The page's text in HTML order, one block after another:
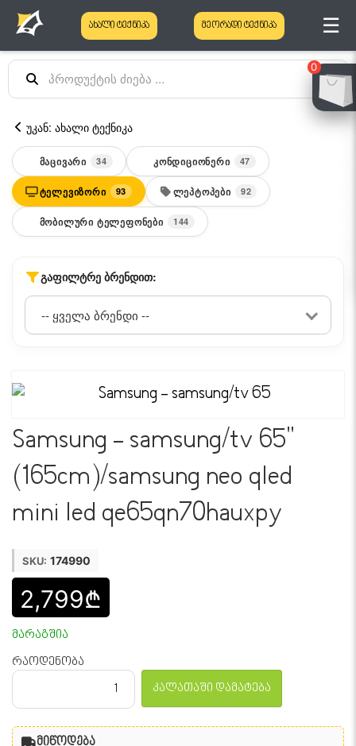
0
ახალი ტექნიკა მეორადი ტექნიკა ☰
უკან: ახალი ტექნიკა
ᲛᲐᲪᲘᲕᲐᲠᲘ 34 ᲙᲝᲜᲓᲘᲪᲘᲝᲜᲔᲠᲘ 47
ᲢᲔᲚᲔᲕᲘᲖᲝᲠᲘ 93 ᲚᲔᲞᲢᲝᲞᲔᲑᲘ 92
ᲛᲝᲑᲘᲚᲣᲠᲘ ᲢᲔᲚᲔᲤᲝᲜᲔᲑᲘ 144
ᲒᲐᲤᲘᲚᲢᲠᲔ ᲑᲠᲔᲜᲓᲘᲗ:
Samsung - samsung/tv 65"
(165cm)/samsung neo qled
mini led qe65qn70hauxpy
SKU: 174990
2,799₾
მარაგშია
რაოდენობა
კალათაში დამატება
მიწოდება